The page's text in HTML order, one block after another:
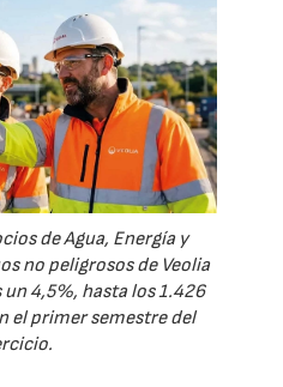
de Agua, Energía y
no peligrosos de Veolia
4,5%, hasta los 1.426
el primer semestre del